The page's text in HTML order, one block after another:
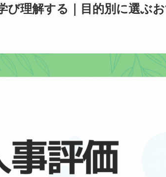
び理解する｜目的別に選ぶ